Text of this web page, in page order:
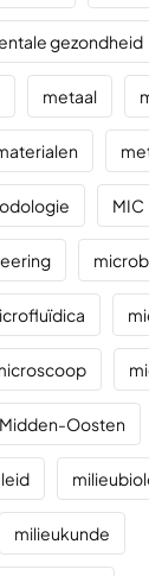
gezondheid
metaal
MIC
Midden-Oosten
milieukunde